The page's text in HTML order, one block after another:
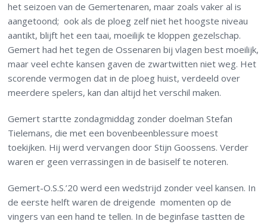
het seizoen van de Gemertenaren, maar zoals vaker al is
aangetoond; ook als de ploeg zelf niet het hoogste niveau
aantikt, blijft het een taai, moeilijk te kloppen gezelschap.
Gemert had het tegen de Ossenaren bij vlagen best moeilijk,
maar veel echte kansen gaven de zwartwitten niet weg. Het
scorende vermogen dat in de ploeg huist, verdeeld over
meerdere spelers, kan dan altijd het verschil maken.
Gemert startte zondagmiddag zonder doelman Stefan
Tielemans, die met een bovenbeenblessure moest
toekijken. Hij werd vervangen door Stijn Goossens. Verder
waren er geen verrassingen in de basiself te noteren.
Gemert-O.S.S.’20 werd een wedstrijd zonder veel kansen. In
de eerste helft waren de dreigende momenten op de
vingers van een hand te tellen. In de beginfase tastten de